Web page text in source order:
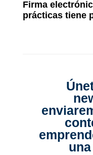
Firma
prácticas tiene